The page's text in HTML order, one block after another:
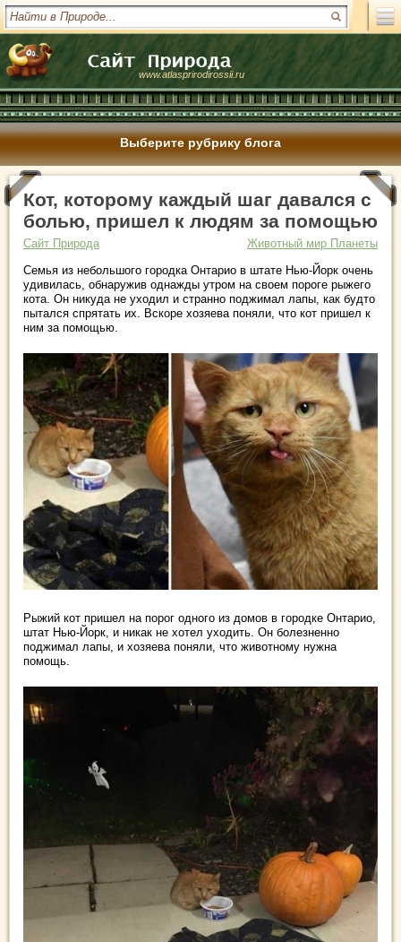
www.atlasprirodirossii.ru
Выберите рубрику блога
Кот, которому каждый шаг давался с
болью, пришел к людям за помощью
Сайт Природа
Животный мир Планеты
Семья из небольшого городка Онтарио в штате Нью-Йорк очень
удивилась, обнаружив однажды утром на своем пороге рыжего
кота. Он никуда не уходил и странно поджимал лапы, как будто
пытался спрятать их. Вскоре хозяева поняли, что кот пришел к
ним за помощью.
Рыжий кот пришел на порог одного из домов в городке Онтарио,
штат Нью-Йорк, и никак не хотел уходить. Он болезненно
поджимал лапы, и хозяева поняли, что животному нужна
помощь.